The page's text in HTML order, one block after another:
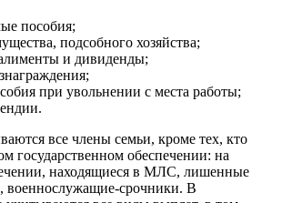
пособия;
подсобного хозяйства;
и дивиденды;
при увольнении с места работы;
все члены семьи, кроме тех, кто
государственном обеспечении: на
находящиеся в МЛС, лишенные
военнослужащие-срочники. В